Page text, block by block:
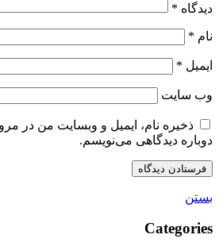
دیدگاه *
نام *
ایمیل *
وب‌ سایت
ذخیره نام، ایمیل و وبسایت من در
دوباره دیدگاهی می‌نویسم.
بستن
Categories